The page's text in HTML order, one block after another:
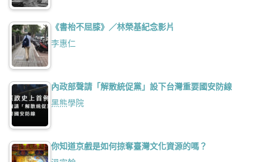
《書枱不屈膝》／林榮基紀念影片
李惠仁
內政部聲請「解散統促黨」設下台灣重要國安防線
黑熊學院
你知道京戲是如何掠奪臺灣文化資源的嗎？